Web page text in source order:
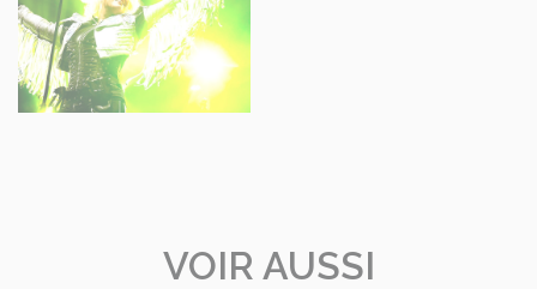
VOIR AUSSI